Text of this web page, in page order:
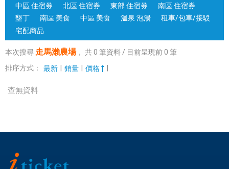
可
核
；
銷
中區 住宿券
北區 住宿券 東部 住宿券
南區 住宿券
墾丁
南區 美食 中區 美食 溫泉 泡湯
租車/包車/接駁
宅配商品
本次搜尋 走馬瀨農場， 共0 筆資料 / 目前呈現前0 筆
排序方式：
最新 銷量 價格
查無資料